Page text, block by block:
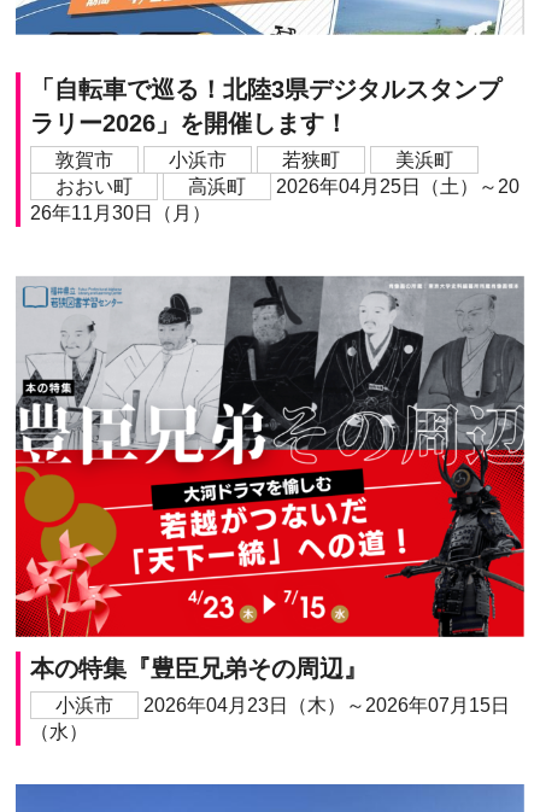
「自転車で巡る！北陸3県デジタルスタンプ
ラリー2026」を開催します！
敦賀市 小浜市 若狭町
美浜町
おおい町
高浜町
2026年04月25日（土）～20
26年11月30日（月）
本の特集『豊臣兄弟その周辺』
小浜市
2026年04月23日（木）～2026年07月15日
（水）